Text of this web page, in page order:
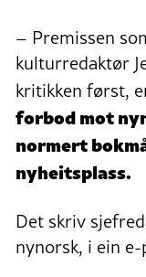
– Premissen
kulturredaktør
kritikken først,
forbod mot
normert
nyheitsplass.
Det skriv
nynorsk, i ein